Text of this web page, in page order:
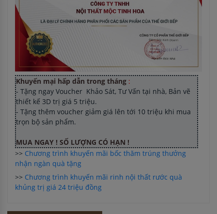
Khuyến mại hấp dẫn trong tháng :
- Tặng ngay Voucher Khảo Sát, Tư Vấn tại nhà, Bản vẽ
thiết kế 3D trị giá 5 triệu.
- Tặng thêm voucher giảm giá lên tới 10 triệu khi mua
trọn bộ sản phẩm.
MUA NGAY ! SỐ LƯỢNG CÓ HẠN !
>> Chương trình khuyến mãi bốc thăm trúng thưởng
nhận ngàn quà tặng
>> Chương trình khuyến mãi rinh nội thất rước quà
khủng trị giá 24 triệu đồng